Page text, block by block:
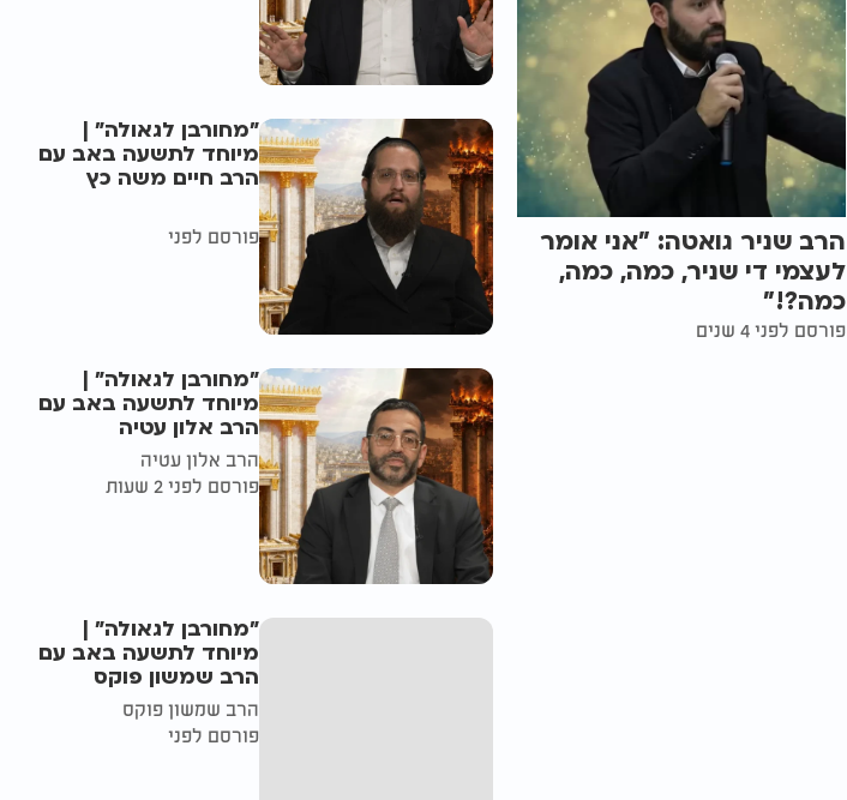
הרב שניר גואטה: "אני אומר
לעצמי די שניר, כמה, כמה,
כמה?!"
פורסם לפני 4 שנים
"מחורבן לגאולה" |
מיוחד לתשעה באב עם
הרב חיים משה כץ
פורסם לפני
"מחורבן לגאולה" |
מיוחד לתשעה באב עם
הרב אלון עטיה
הרב אלון עטיה
פורסם לפני 2 שעות
"מחורבן לגאולה" |
מיוחד לתשעה באב עם
הרב שמשון פוקס
הרב שמשון פוקס
פורסם לפני